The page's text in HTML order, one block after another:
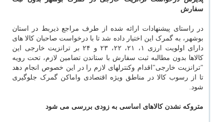
سفارش
در راستای پیشنهادات ارائه شده از طرف مراجع ذیربط در استان
بوشهر، به گمرک این اختیار داده شد تا با درخواست صاحبان کالا های
دارای اولویت ارزی ۱، ۲۱، ۲۲، ۲۳ و ۲۴ بر ترانزیت خارجی این
کالاها بدون مطالبه ثبت سفارش با ستاندن تضامین لازم، تحت رویه
"ترانزیت خارجی"اقدام وکنترلهای لازم را در این خصوص انجام دهد
تا از رسوب کالا در مناطق ویژه اقتصادی واماکن گمرک جلوگیری
شود.
متروکه نشدن کالاهای اساسی به زودی بررسی می شود